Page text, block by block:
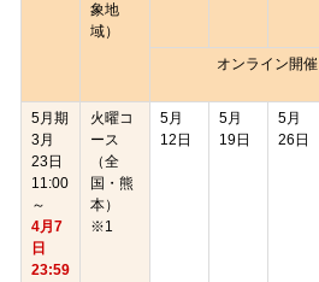
象地
域）
オンライン開催
5月期
3月
23日
11:00
～
4月7
日
23:59
火曜コ
ース
（全
国・熊
本）
※1
5月
12日
5月
19日
5月
26日